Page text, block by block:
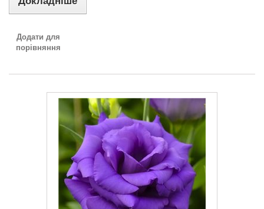
Додати для
порівняння